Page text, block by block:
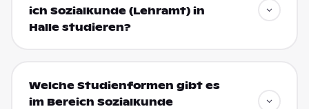
ich Sozialkunde (Lehramt) in
Halle studieren?
Welche Studienformen gibt es
im Bereich Sozialkunde